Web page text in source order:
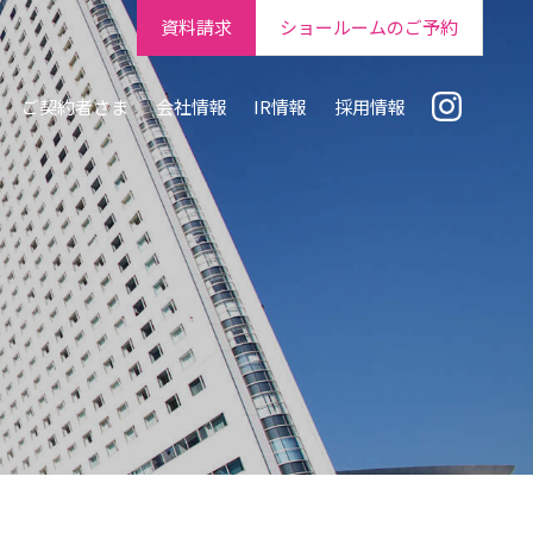
ご契約者さま 会社情報 IR情報 採用情報
資料請求 ショールームのご予約